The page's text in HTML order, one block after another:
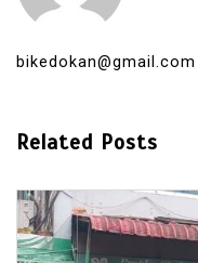
bikedokan@gmail.com
Related Posts